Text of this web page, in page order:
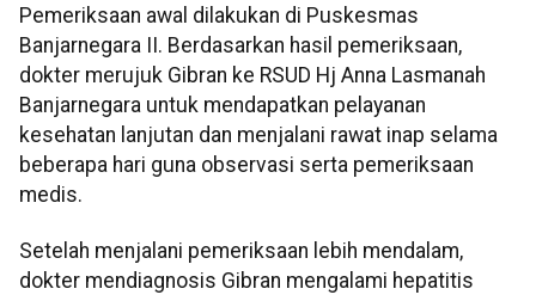
Pemeriksaan awal dilakukan di Puskesmas
Banjarnegara II. Berdasarkan hasil pemeriksaan,
dokter merujuk Gibran ke RSUD Hj Anna Lasmanah
Banjarnegara untuk mendapatkan pelayanan
kesehatan lanjutan dan menjalani rawat inap selama
beberapa hari guna observasi serta pemeriksaan
medis.
Setelah menjalani pemeriksaan lebih mendalam,
dokter mendiagnosis Gibran mengalami hepatitis